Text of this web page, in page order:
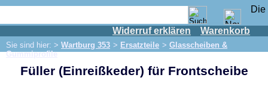
Widerruf erklären Warenkorb
Sie sind hier: > Wartburg 353 > Ersatzteile > Glasscheiben &
GummiprofileIFA Motor
IFA-Fahrzeuge
Füller (Einreißkeder) für Frontscheibe